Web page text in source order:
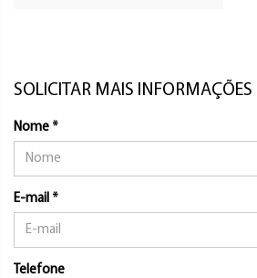
SOLICITAR MAIS INFORMAÇÕES
Nome *
E-mail *
Telefone